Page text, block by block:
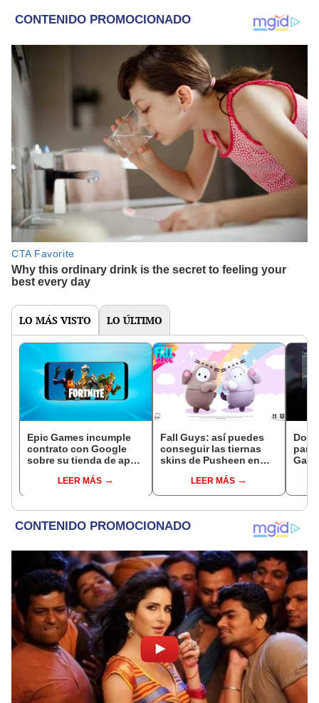
LO MÁS VISTO LO ÚLTIMO
Epic Games incumple
contrato con Google
sobre su tienda de apps
LEER MÁS
Fall Guys: así puedes
conseguir las tiernas
skins de Pusheen en
LEER MÁS
Dota